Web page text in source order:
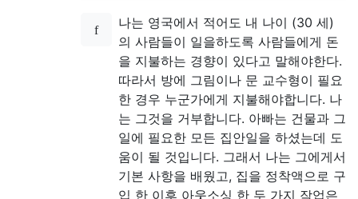
나는 영국에서 적어도 내 나이 (30 세)
의 사람들이 일을하도록 사람들에게 돈
을 지불하는 경향이 있다고 말해야한다.
따라서 방에 그림이나 문 교수형이 필요
한 경우 누군가에게 지불해야합니다. 나
는 그것을 거부합니다. 아빠는 건물과 그
일에 필요한 모든 집안일을 하셨는데 도
움이 될 것입니다. 그래서 나는 그에게서
기본 사항을 배웠고, 집을 정착액으로 구
입 한 이후 아웃소싱 한 두 가지 작업은